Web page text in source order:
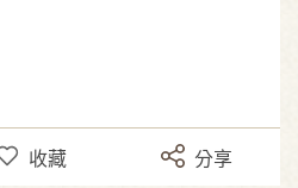
收藏 分享